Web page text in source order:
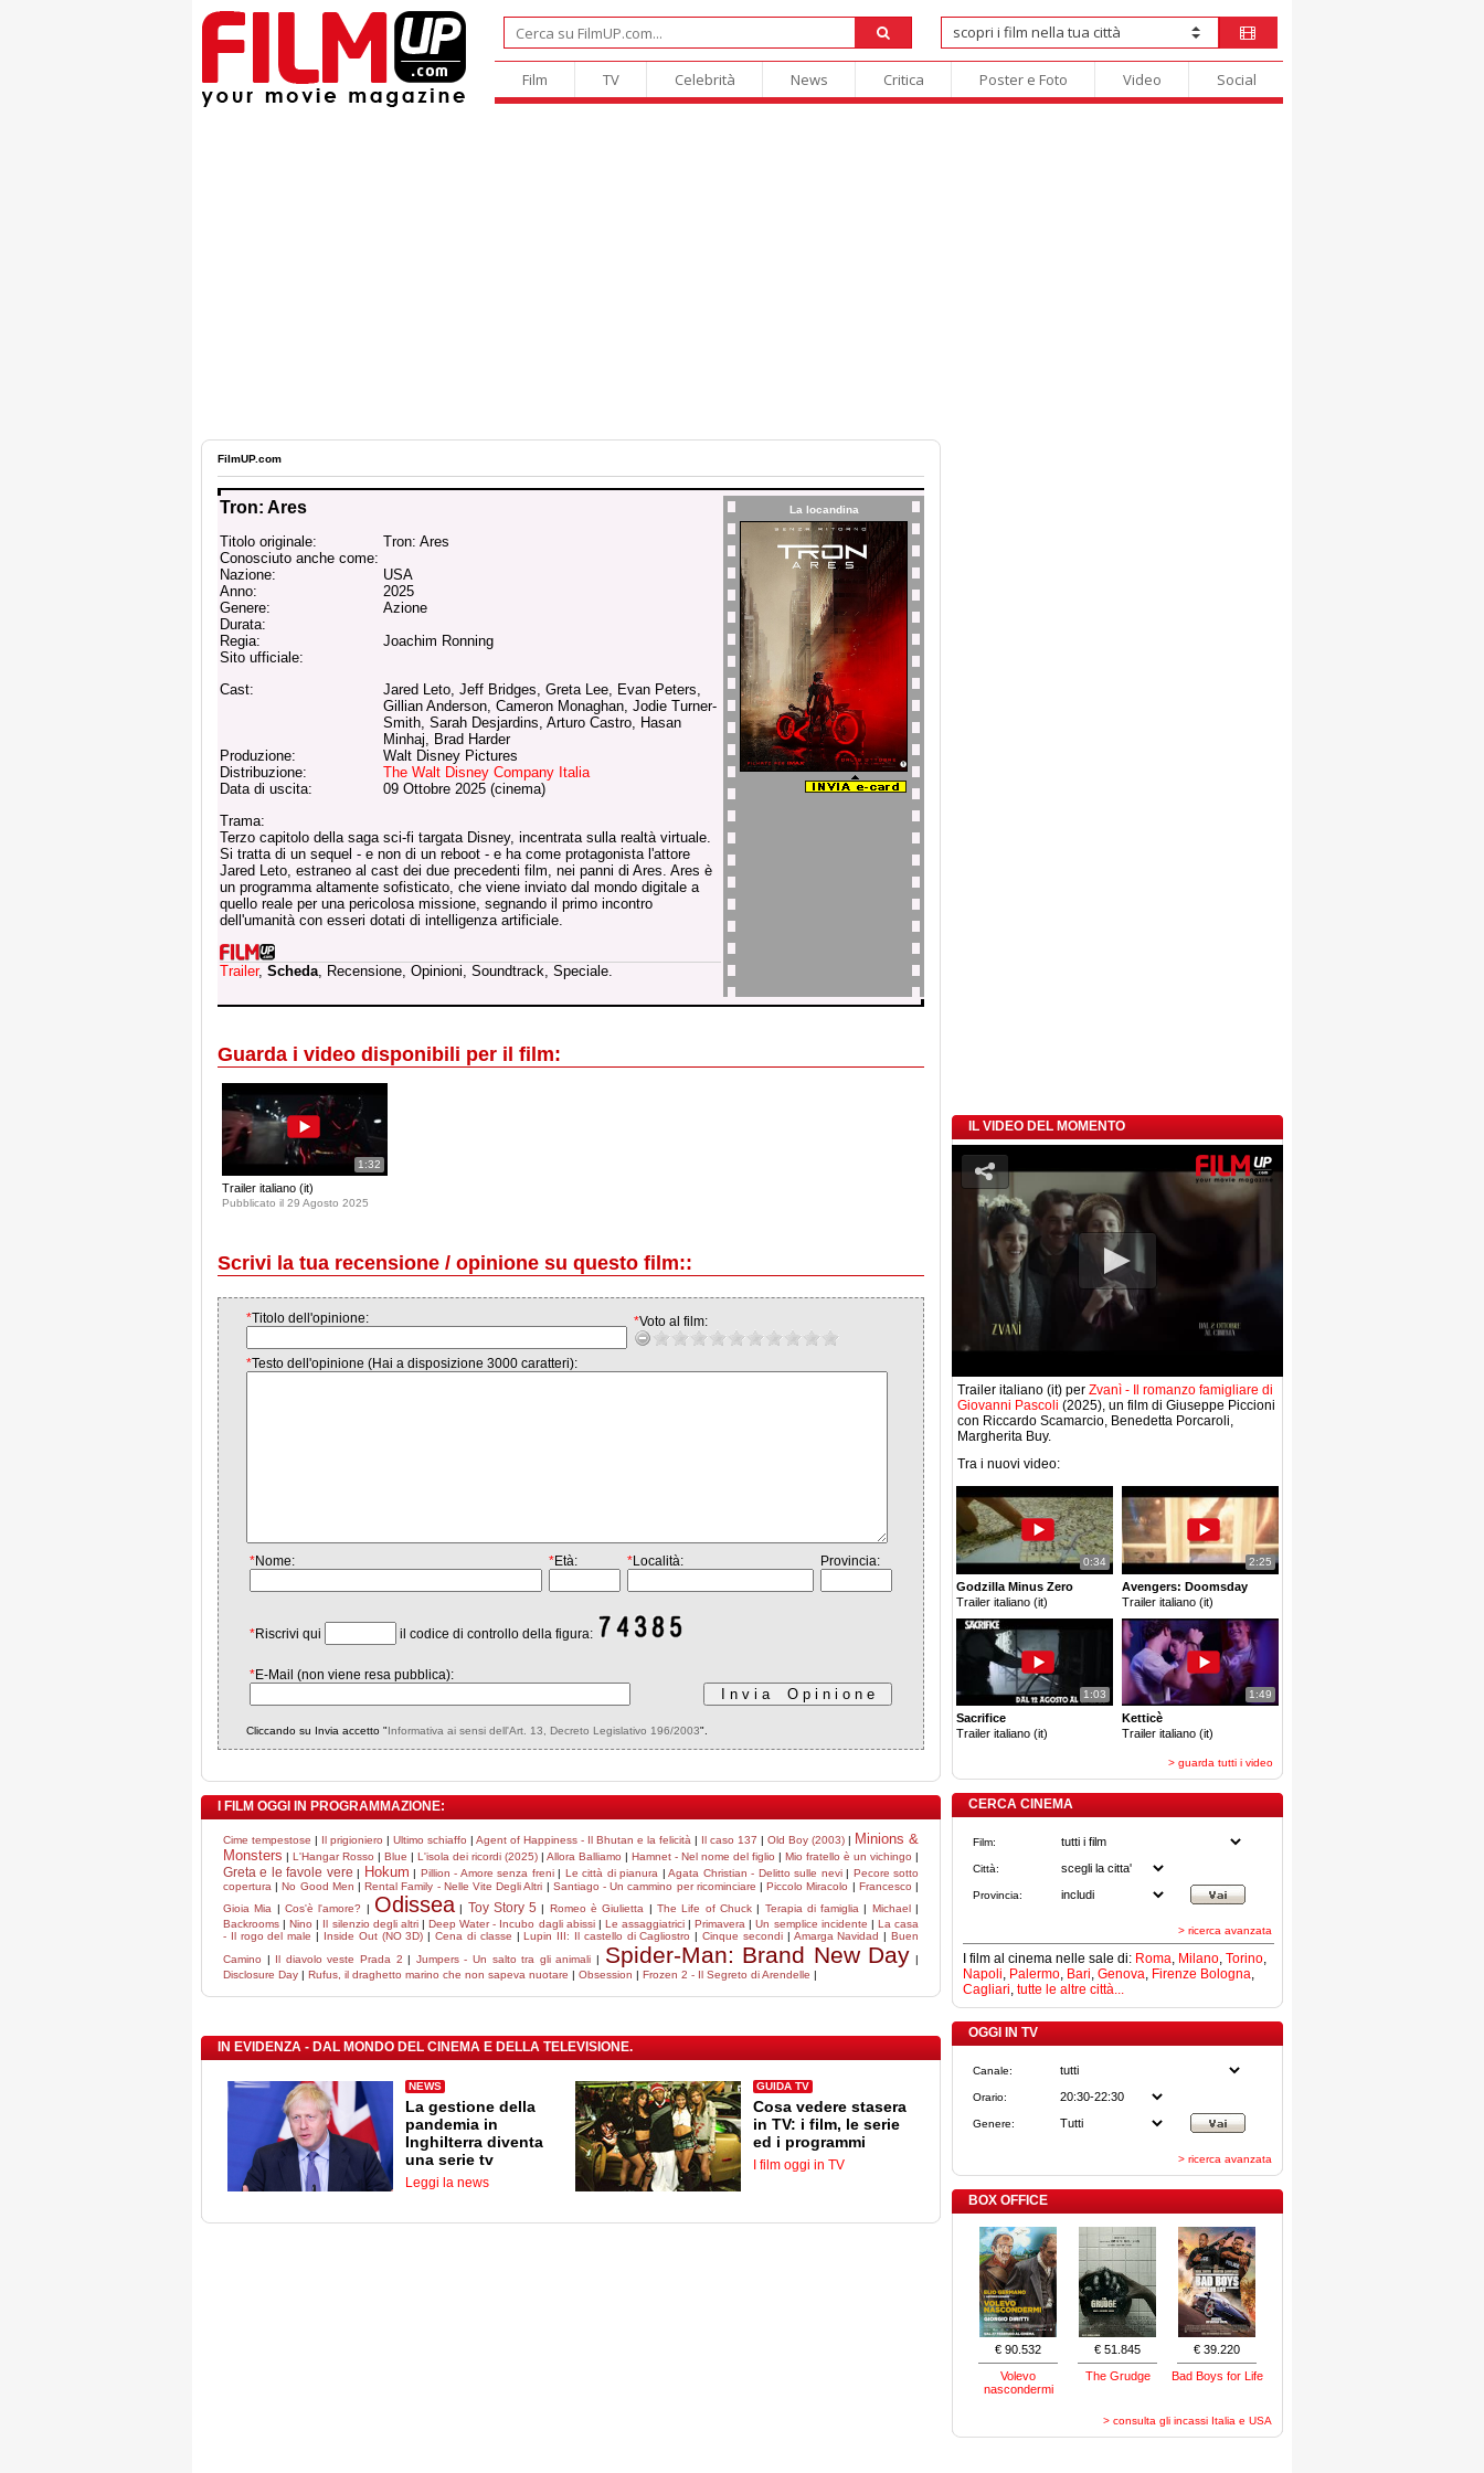
Film TV Celebrità News Critica Poster e Foto Video Social
FilmUP.com
Tron: Ares
Titolo originale:
Tron: Ares
Conosciuto anche come:
Nazione:
USA
Anno:
2025
Genere:
Azione
Durata:
Regia:
Joachim Ronning
Sito ufficiale:
Cast:
Jared Leto, Jeff Bridges, Greta Lee, Evan Peters,
Gillian Anderson, Cameron Monaghan, Jodie Turner-
Smith, Sarah Desjardins, Arturo Castro, Hasan
Minhaj, Brad Harder
Produzione:
Walt Disney Pictures
Distribuzione:
The Walt Disney Company Italia
Data di uscita:
09 Ottobre 2025 (cinema)
Trama:
Terzo capitolo della saga sci-fi targata Disney, incentrata sulla realtà virtuale.
Si tratta di un sequel - e non di un reboot - e ha come protagonista l'attore
Jared Leto, estraneo al cast dei due precedenti film, nei panni di Ares. Ares è
un programma altamente sofisticato, che viene inviato dal mondo digitale a
quello reale per una pericolosa missione, segnando il primo incontro
dell'umanità con esseri dotati di intelligenza artificiale.
Trailer, Scheda, Recensione, Opinioni, Soundtrack, Speciale.
La locandina
Guarda i video disponibili per il film:
1:32
Trailer italiano (it)
Pubblicato il 29 Agosto 2025
Scrivi la tua recensione / opinione su questo film::
*Titolo dell'opinione: *Voto al film:
*Testo dell'opinione (Hai a disposizione 3000 caratteri):
*Nome: *Età: *Località: Provincia:
*Riscrivi qui il codice di controllo della figura:
*E-Mail (non viene resa pubblica):
Cliccando su Invia accetto "Informativa ai sensi dell'Art. 13, Decreto Legislativo 196/2003".
I FILM OGGI IN PROGRAMMAZIONE:
Cime tempestose | Il prigioniero | Ultimo schiaffo | Agent of Happiness - Il Bhutan e la felicità | Il caso 137 | Old Boy (2003) | Minions &
Monsters | L'Hangar Rosso | Blue | L'isola dei ricordi (2025) | Allora Balliamo | Hamnet - Nel nome del figlio | Mio fratello è un vichingo |
Greta e le favole vere | Hokum | Pillion - Amore senza freni| Le città di pianura |Agata Christian - Delitto sulle nevi| Pecore sotto
copertura |No Good Men |Rental Family - Nelle Vite Degli Altri | Santiago - Un cammino per ricominciare |Piccolo Miracolo | Francesco |
Gioia Mia | Cos'è l'amore? | Odissea| Toy Story 5 | Romeo è Giulietta | The Life of Chuck| Terapia di famiglia | Michael|
Backrooms |Nino | Il silenzio degli altri|Deep Water - Incubo dagli abissi| Le assaggiatrici |Primavera |Un semplice incidente | La casa
- Il rogo del male | Inside Out (NO 3D) |Cena di classe |Lupin III: Il castello di Cagliostro |Cinque secondi| Amarga Navidad |Buen
Camino | Il diavolo veste Prada 2 | Jumpers - Un salto tra gli animali | Spider-Man: Brand New Day |
Disclosure Day | Rufus, il draghetto marino che non sapeva nuotare | Obsession | Frozen 2 - Il Segreto di Arendelle |
IN EVIDENZA - DAL MONDO DEL CINEMA E DELLA TELEVISIONE.
NEWS
La gestione della
pandemia in
Inghilterra diventa
una serie tv
Leggi la news
GUIDA TV
Cosa vedere stasera
in TV: i film, le serie
ed i programmi
I film oggi in TV
IL VIDEO DEL MOMENTO
Trailer italiano (it) per Zvanì - Il romanzo famigliare di
Giovanni Pascoli (2025), un film di Giuseppe Piccioni
con Riccardo Scamarcio, Benedetta Porcaroli,
Margherita Buy.
Tra i nuovi video:
0:34
Godzilla Minus Zero
Trailer italiano (it)
2:25
Avengers: Doomsday
Trailer italiano (it)
1:03
Sacrifice
Trailer italiano (it)
1:49
Ketticè
Trailer italiano (it)
> guarda tutti i video
CERCA CINEMA
Film:
Città:
Provincia:
> ricerca avanzata
I film al cinema nelle sale di: Roma, Milano, Torino,
Napoli, Palermo, Bari, Genova, Firenze Bologna,
Cagliari, tutte le altre città...
OGGI IN TV
Canale:
Orario:
Genere:
> ricerca avanzata
BOX OFFICE
€ 90.532
Volevo
nascondermi
€ 51.845
The Grudge
€ 39.220
Bad Boys for Life
> consulta gli incassi Italia e USA